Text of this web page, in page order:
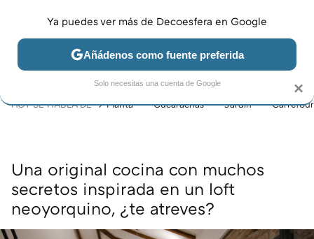
JARDÍN Y TERRAZA SALÓN DORMITORIO COCINA
HOY SE HABLA DE Planta Cucarachas Jardín Carrefour
Una original cocina con muchos
secretos inspirada en un loft
neoyorquino, ¿te atreves?
×
Ya puedes ver más de Decoesfera en Google
Añádenos como fuente preferida
Solo necesitas una cuenta de Google